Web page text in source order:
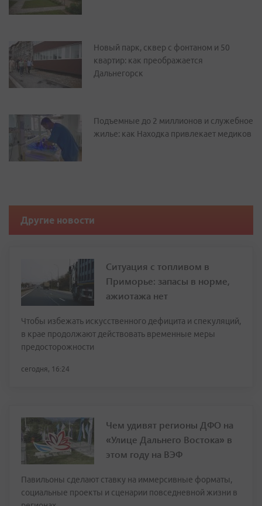
Новый парк, сквер с фонтаном и 50
квартир: как преображается
Дальнегорск
Подъемные до 2 миллионов и служебное
жилье: как Находка привлекает медиков
Другие новости
Ситуация с топливом в
Приморье: запасы в норме,
ажиотажа нет
Чтобы избежать искусственного дефицита и спекуляций,
в крае продолжают действовать временные меры
предосторожности
сегодня, 16:24
Чем удивят регионы ДФО на
«Улице Дальнего Востока» в
этом году на ВЭФ
Павильоны сделают ставку на иммерсивные форматы,
социальные проекты и сценарии повседневной жизни в